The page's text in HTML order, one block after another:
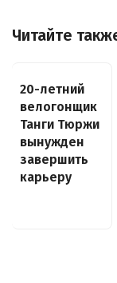
Читайте
20-летний
велогонщик
Танги Тюржи
вынужден
завершить
карьеру